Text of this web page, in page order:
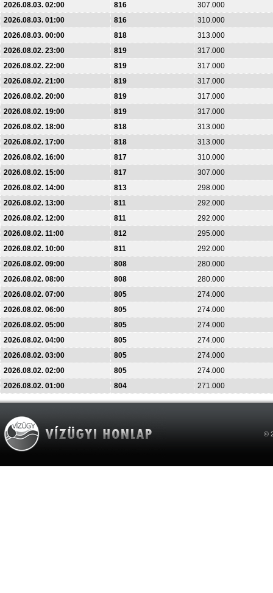
2026.08.03. 02:00
816
307.000
2026.08.03. 01:00
816
310.000
2026.08.03. 00:00
818
313.000
2026.08.02. 23:00
819
317.000
2026.08.02. 22:00
819
317.000
2026.08.02. 21:00
819
317.000
2026.08.02. 20:00
819
317.000
2026.08.02. 19:00
819
317.000
2026.08.02. 18:00
818
313.000
2026.08.02. 17:00
818
313.000
2026.08.02. 16:00
817
310.000
2026.08.02. 15:00
817
307.000
2026.08.02. 14:00
813
298.000
2026.08.02. 13:00
811
292.000
2026.08.02. 12:00
811
292.000
2026.08.02. 11:00
812
295.000
2026.08.02. 10:00
811
292.000
2026.08.02. 09:00
808
280.000
2026.08.02. 08:00
808
280.000
2026.08.02. 07:00
805
274.000
2026.08.02. 06:00
805
274.000
2026.08.02. 05:00
805
274.000
2026.08.02. 04:00
805
274.000
2026.08.02. 03:00
805
274.000
2026.08.02. 02:00
805
274.000
2026.08.02. 01:00
804 271.000
©